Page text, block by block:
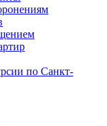
по Санкт-